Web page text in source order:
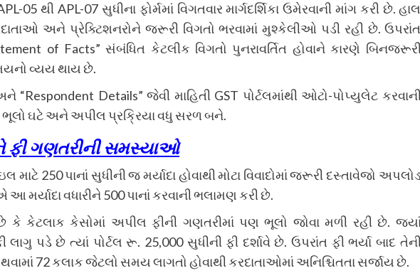
05 થી APL-07 સુધીના ફોર્મમાં વિગતવાર માર્ગદર્શિકા ઉમેરવાની માંગ કરી છે. હાલ
અને પ્રેક્ટિશનરોને જરૂરી વિગતો ભરવામાં મુશ્કેલીઓ પડી રહી છે. ઉપરાંત
of Facts” સંબંધિત કેટલીક વિગતો પુનરાવર્તિત હોવાને કારણે
વ્યય થાય છે.
“Respondent Details” જેવી માહિતી GST પોર્ટલમાંથી ઓટો-પોપ્યુલેટ
ભૂલો ઘટે અને અપીલ પ્રક્રિયા વધુ સરળ બને.
ગણતરીની સમસ્યાઓ
માટે 250 પાનાં સુધીની જ મર્યાદા હોવાથી મોટા વિવાદોમાં જરૂરી દસ્તાવેજો અપલોડ
મર્યાદા વધારીને 500 પાનાં કરવાની ભલામણ કરી છે.
કેટલાક કેસોમાં અપીલ ફીની ગણતરીમાં પણ ભૂલો જોવા મળી રહી છે.
લાગુ પડે છે ત્યાં પોર્ટલ રૂ. 25,000 સુધીની ફી દર્શાવે છે. ઉપરાંત ફી ભર્યા બાદ
થવામાં 72 કલાક જેટલો સમય લાગતો હોવાથી કરદાતાઓમાં અનિશ્ચિતતા સર્જાય છે.